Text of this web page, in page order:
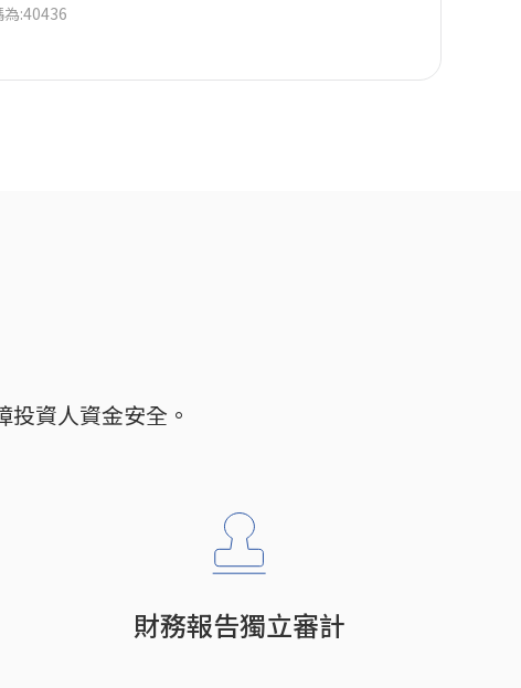
為:40436
資人資金安全。
財務報告獨立審計